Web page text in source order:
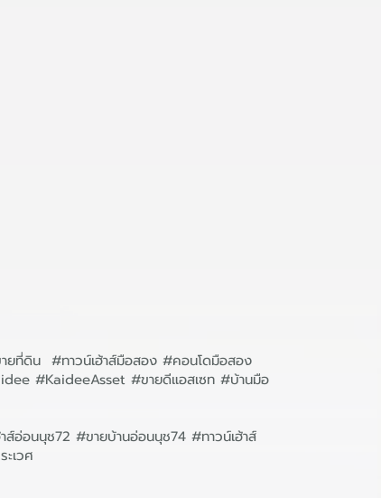
ยที่ดิน #ทาวน์เฮ้าส์มือสอง #คอนโดมือสอง
#KaideeAsset #ขายดีแอสเซท #บ้านมือ
อ่อนนุช72 #ขายบ้านอ่อนนุช74 #ทาวน์เฮ้าส์
เวศ